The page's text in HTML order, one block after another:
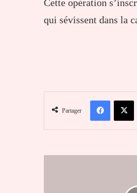
Cette opération
qui sévissent dans la
Partager
Facebook